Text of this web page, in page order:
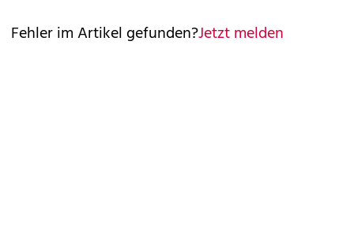
Fehler im Artikel gefunden?Jetzt melden